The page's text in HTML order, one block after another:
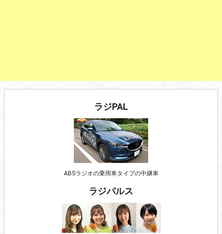
ラジPAL
ABSラジオの乗用車タイプの中継車
ラジパルス